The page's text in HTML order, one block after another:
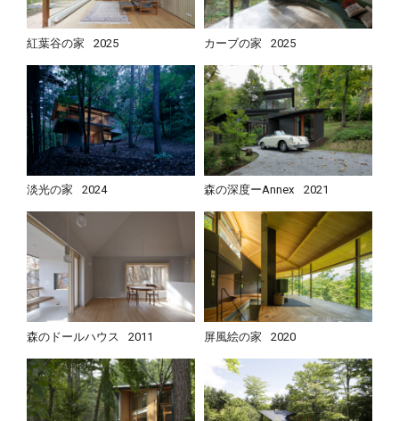
紅葉谷の家 2025 カーブの家 2025
淡光の家 2024 森の深度ーAnnex 2021
森のドールハウス 2011 屏風絵の家 2020